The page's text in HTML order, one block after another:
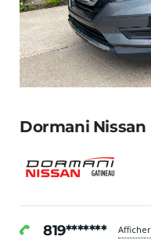
Dormani Nissan
819*******